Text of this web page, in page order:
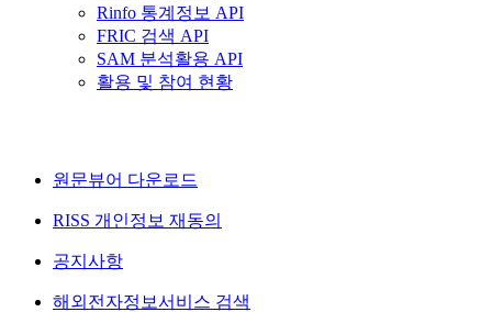
Rinfo 통계정보 API
FRIC 검색 API
SAM 분석활용 API
활용 및 참여 현황
원문뷰어 다운로드
RISS 개인정보 재동의
공지사항
해외전자정보서비스 검색